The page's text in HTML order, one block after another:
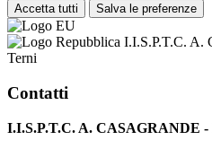
Accetta tutti Salva le preferenze
I.I.S.P.T.C. A.
Terni
Contatti
I.I.S.P.T.C. A. CASAGRANDE